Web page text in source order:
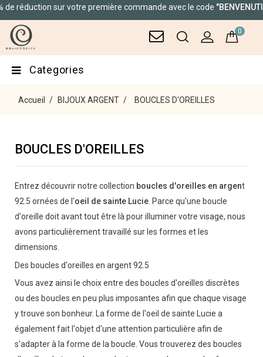
sur votre première commande avec le code"BENVENUTI"
0
Categories
Accueil BIJOUX ARGENT BOUCLES D'OREILLES
BOUCLES D'OREILLES
Entrez découvrir notre collection boucles d'oreilles en argent
92.5 ornées de l'oeil de sainte Lucie . Parce qu'une boucle
d'oreille doit avant tout être là pour illuminer votre visage, nous
avons particulièrement travaillé sur les formes et les
dimensions.
Des boucles d'oreilles en argent 92.5
Vous avez ainsi le choix entre des boucles d'oreilles discrètes
ou des boucles en peu plus imposantes afin que chaque visage
y trouve son bonheur. La forme de l'oeil de sainte Lucie a
également fait l'objet d'une attention particulière afin de
s'adapter à la forme de la boucle. Vous trouverez des boucles